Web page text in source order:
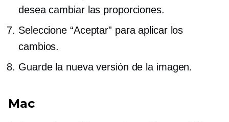
desea cambiar las proporciones.
Seleccione “Aceptar” para aplicar los
cambios.
Guarde la nueva versión de la imagen.
Mac